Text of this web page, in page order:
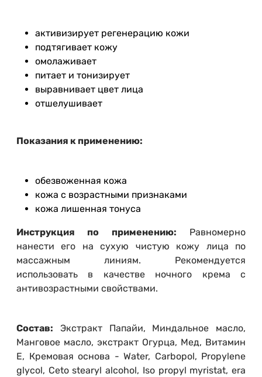
активизирует регенерацию кожи
подтягивает кожу
омолаживает
питает и тонизирует
выравнивает цвет лица
отшелушивает
Показания к применению:
обезвоженная кожа
кожа с возрастными признаками
кожа лишенная тонуса
Инструкция по применению: Равномерно
нанести его на сухую чистую кожу лица по
массажным линиям. Рекомендуется
использовать в качестве ночного крема с
антивозрастными свойствами.
Состав: Экстракт Папайи, Миндальное масло,
Манговое масло, экстракт Огурца, Мед, Витамин
Е, Кремовая основа - Water, Carbopol, Propylene
glycol, Ceto stearyl alcohol, Iso propyl myristat, era